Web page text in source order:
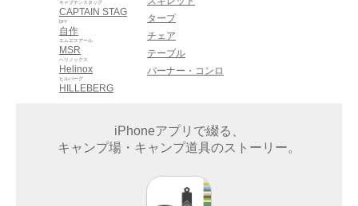
CAPTAIN STAG
キャプテンスタッグ
自作
DIY
MSR
エムエスアール
Helinox
ヘリノックス
HILLEBERG
ヒルバーグ
タープ
チェア
テーブル
バーナー・コンロ
iPhoneアプリで綴る、
キャンプ場・キャンプ道具のストーリー。